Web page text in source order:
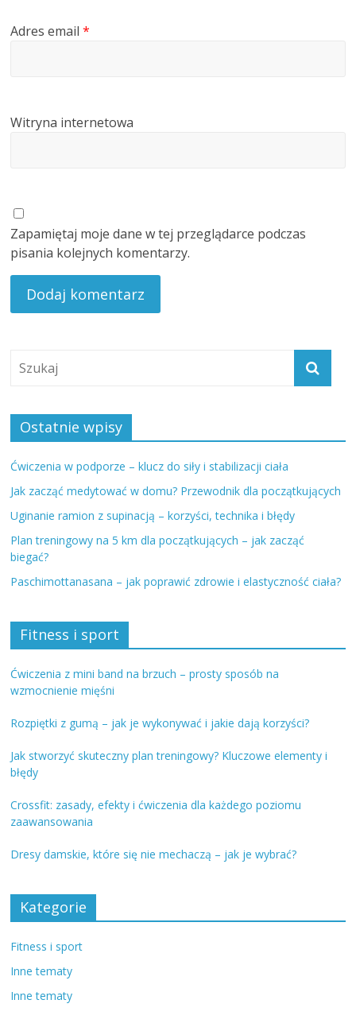
Adres email*
Witryna internetowa
Zapamiętaj moje dane w tej przeglądarce podczas
pisania kolejnych komentarzy.
Ostatnie wpisy
Ćwiczenia w podporze – klucz do siły i stabilizacji ciała
Jak zacząć medytować w domu? Przewodnik dla początkujących
Uginanie ramion z supinacją – korzyści, technika i błędy
Plan treningowy na 5 km dla początkujących – jak zacząć
biegać?
Paschimottanasana – jak poprawić zdrowie i elastyczność ciała?
Fitness i sport
Ćwiczenia z mini band na brzuch – prosty sposób na
wzmocnienie mięśni
Rozpiętki z gumą – jak je wykonywać i jakie dają korzyści?
Jak stworzyć skuteczny plan treningowy? Kluczowe elementy i
błędy
Crossfit: zasady, efekty i ćwiczenia dla każdego poziomu
zaawansowania
Dresy damskie, które się nie mechaczą – jak je wybrać?
Kategorie
Fitness i sport
Inne tematy
Inne tematy